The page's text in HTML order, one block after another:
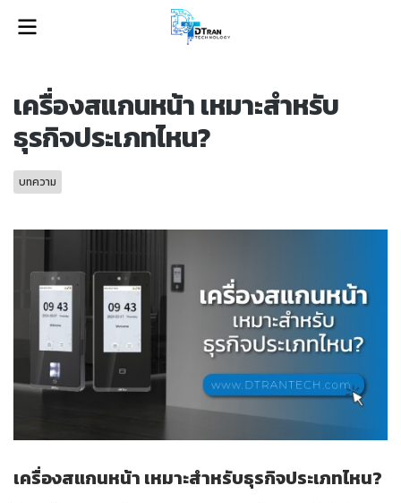
เครื่องสแกนหน้า เหมาะสำหรับ
ธุรกิจประเภทไหน?
บทความ
เครื่องสแกนหน้า เหมาะสำหรับธุรกิจประเภทไหน?